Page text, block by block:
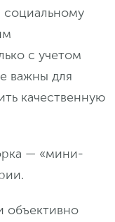
социальному
с учетом
важны для
качественную
— «мини-
объективно